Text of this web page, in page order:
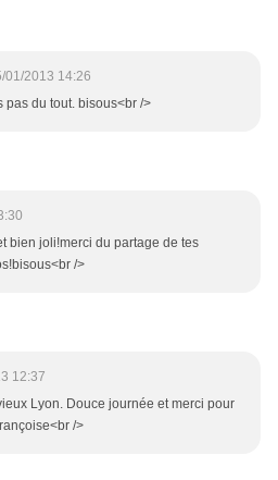
01/2013 14:26
pas du tout. bisous<br />
bien joli!merci du partage de tes
/>
12:37
Lyon. Douce journée et merci pour
/>